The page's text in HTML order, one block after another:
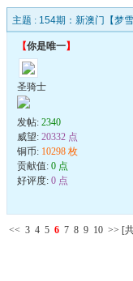
主题 : 154期：新澳门【梦
【你是唯一】
圣骑士
发帖: 2340
威望: 20332 点
铜币: 10298 枚
贡献值: 0 点
好评度: 0 点
<< 3 4 5 6 7 8 9 10 >> [